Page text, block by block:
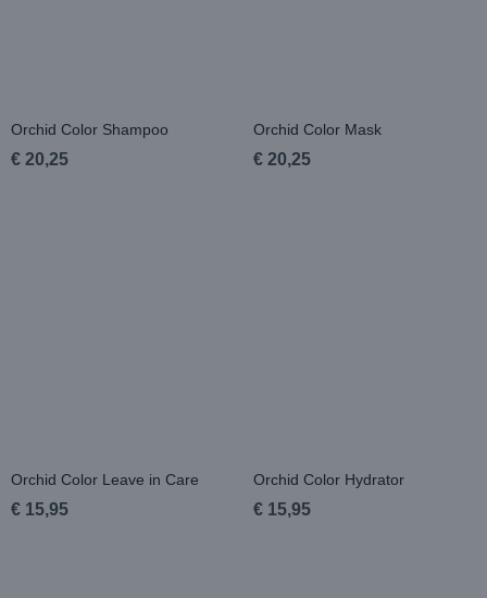
Orchid Color Shampoo
€ 20,25
Orchid Color Mask
€ 20,25
Orchid Color Leave in Care
€ 15,95
Orchid Color Hydrator
€ 15,95